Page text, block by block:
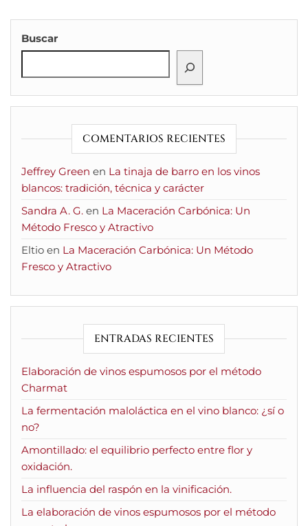
Buscar
COMENTARIOS RECIENTES
Jeffrey Green en La tinaja de barro en los vinos
blancos: tradición, técnica y carácter
Sandra A. G. en La Maceración Carbónica: Un
Método Fresco y Atractivo
Eltio en La Maceración Carbónica: Un Método
Fresco y Atractivo
ENTRADAS RECIENTES
Elaboración de vinos espumosos por el método
Charmat
La fermentación maloláctica en el vino blanco: ¿sí o
no?
Amontillado: el equilibrio perfecto entre flor y
oxidación.
La influencia del raspón en la vinificación.
La elaboración de vinos espumosos por el método